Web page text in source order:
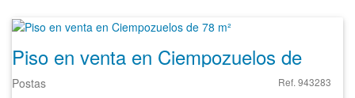
Postas Ref. 943283